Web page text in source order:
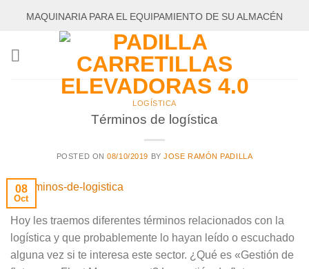
MAQUINARIA PARA EL EQUIPAMIENTO DE SU ALMACÉN
LOGÍSTICA
Términos de logística
POSTED ON08/10/2019 BYJOSE RAMÓN PADILLA
08
Oct
Hoy les traemos diferentes términos relacionados con la
logística y que probablemente lo hayan leído o escuchado
alguna vez si te interesa este sector. ¿Qué es «Gestión de